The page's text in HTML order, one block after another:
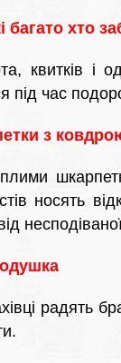
багато хто
квитків і
під час
з
носять
радять